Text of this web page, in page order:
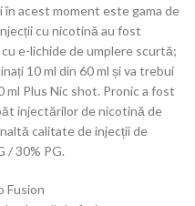
acest moment este gama de
cu nicotină au fost
e-lichide de umplere scurtă;
10 ml din 60 ml și va trebui
ml Plus Nic shot. Pronic a fost
injectărilor de nicotină de
calitate de injecții de
/ 30% PG.
Fusion